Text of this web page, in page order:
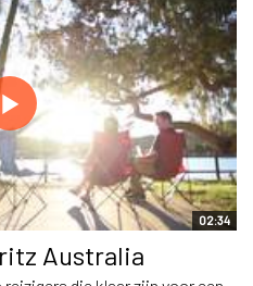
02:34
Australia